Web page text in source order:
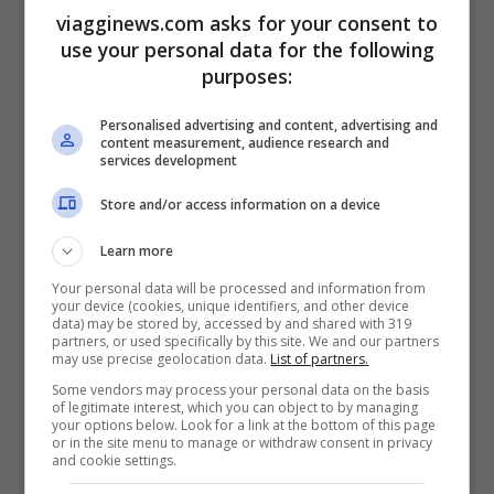
Il supporto per telefono.Consente di
del sedile davanti e rende più facile la
visione di video e film. Sarà come avere un
piccolo cinema a portata di mano.
Il cuscino da viaggio gonfiabile.Non
occupa spazio in valigia perché è così
piccolo da entrare anche in borsa.
All’occorrenza basterà gonfiarlo per
appoggiare la testa sul morbido. Farà
dormire sonni tranquilli anche sul più
viagginews.com asks for your consent to
use your personal data for the following
purposes:
Personalised advertising and content, advertising and
content measurement, audience research and
services development
Store and/or access information on a device
Learn more
Your personal data will be processed and information from
your device (cookies, unique identifiers, and other device
data) may be stored by, accessed by and shared with 319
partners, or used specifically by this site. We and our partners
may use precise geolocation data. List of partners.
Some vendors may process your personal data on the basis
of legitimate interest, which you can object to by managing
your options below. Look for a link at the bottom of this page
or in the site menu to manage or withdraw consent in privacy
and cookie settings.